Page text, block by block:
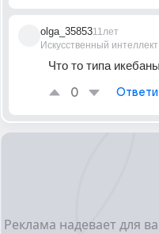
olga_35853
Искусственный интеллект
11лет
Что то типа
0